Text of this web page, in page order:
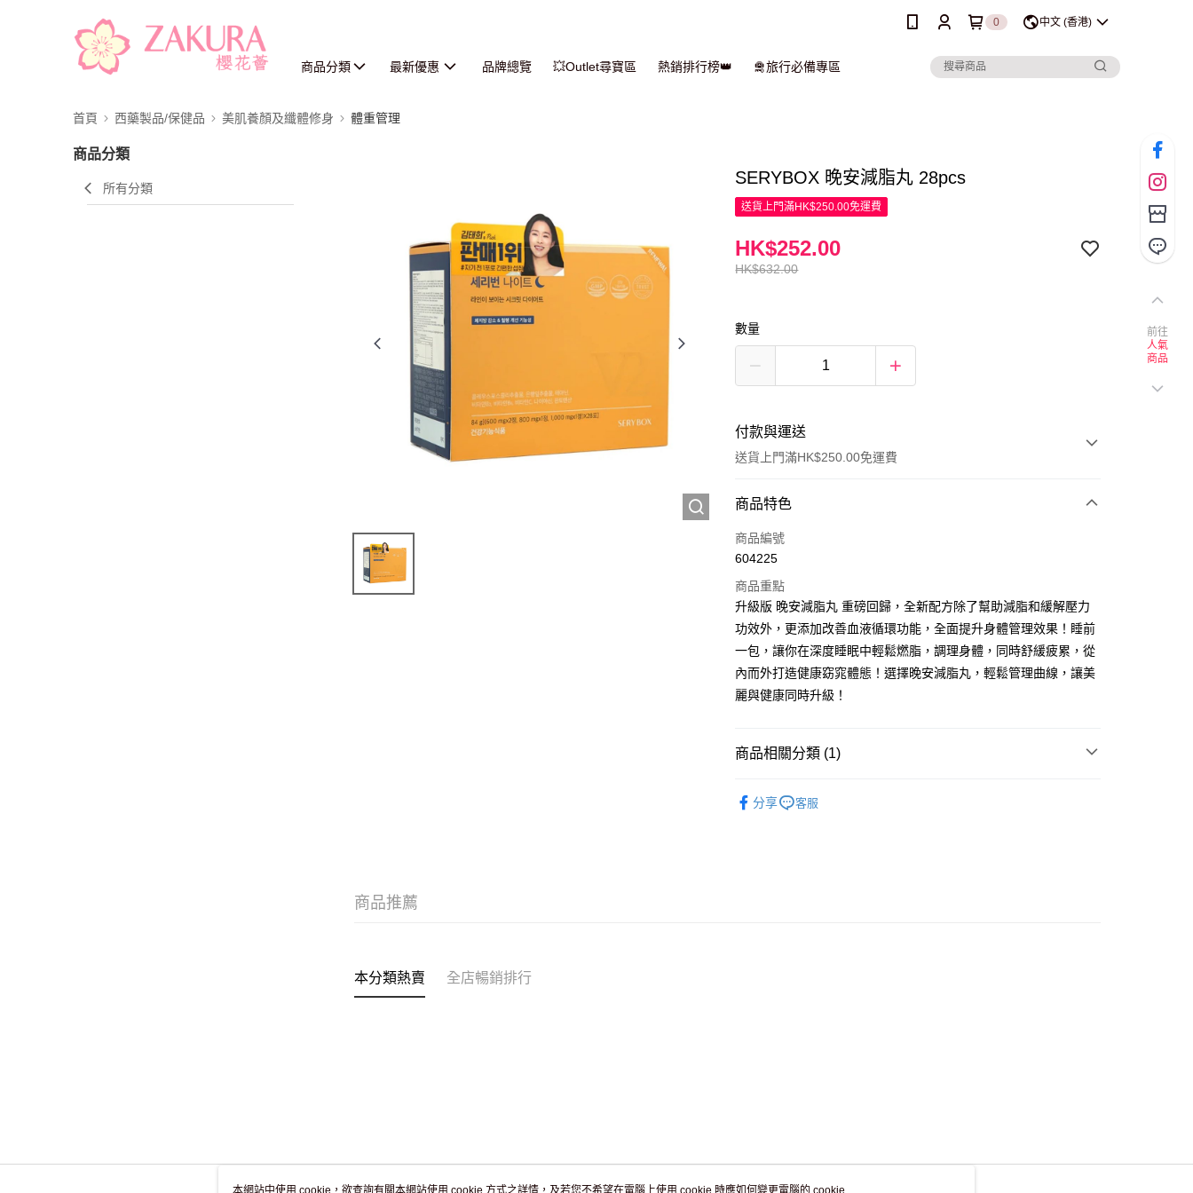
0 中文 (香港)
商品分類 最新優惠 品牌總覽 💥Outlet尋寶區 熱銷排行榜👑 🛅旅行必備專區
首頁 西藥製品/保健品 美肌養顏及纖體修身 體重管理
商品分類
所有分類
SERYBOX 晚安減脂丸 28pcs
送貨上門滿HK$250.00免運費
HK$632.00
HK$252.00
數量
付款與運送
送貨上門滿HK$250.00免運費
付款方式
信用卡
AlipayHK
WeChat Pay
送貨方式
滿 HK$250.00 或以上免運費
訂單作廢，並不會安排重寄
商品特色
商品編號
604225
商品重點
升級版 晚安減脂丸 重磅回歸，全新配方除了幫助減脂和緩解壓力
功效外，更添加改善血液循環功能，全面提升身體管理效果！睡前
一包，讓你在深度睡眠中輕鬆燃脂，調理身體，同時舒緩疲累，從
內而外打造健康窈窕體態！選擇晚安減脂丸，輕鬆管理曲線，讓美
麗與健康同時升級！
商品相關分類 (1)
分享
客服
商品推薦
本分類熱賣 全店暢銷排行
前往
人氣
商品
本網站中使用 cookie，欲查詢有關本網站使用 cookie 方式之詳情，及若您不希望在電腦上使用 cookie 時應如何變更電腦的 cookie